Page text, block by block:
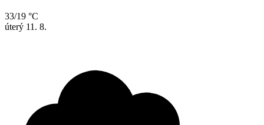
33/19 °C
úterý 11. 8.